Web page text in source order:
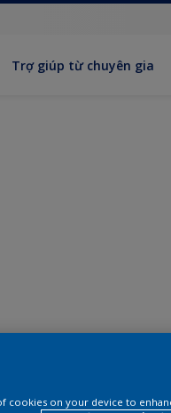
Trợ giúp từ chuyên gia
Tìm
cookies on your device to